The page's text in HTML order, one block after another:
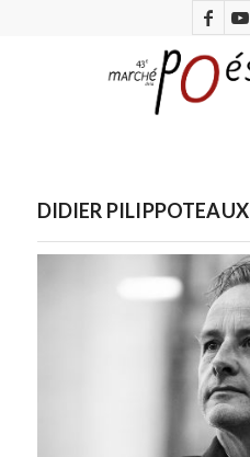
DIDIER PILIPPOTEAUX